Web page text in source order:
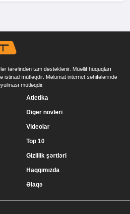
tərəfindən tam dəstəklənir. Müəllif hüquqları
istinad mütləqdir. Məlumat internet səhifələrində
mütləqdir.
Atletika
Digər növləri
Videolar
Top 10
Gizlilik şərtləri
Haqqımızda
Əlaqə